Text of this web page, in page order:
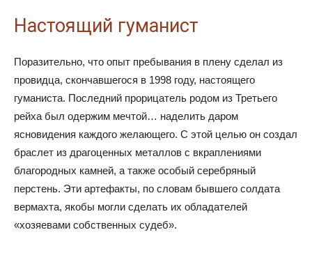
Настоящий гуманист
Поразительно, что опыт пребывания в плену сделал из
провидца, скончавшегося в 1998 году, настоящего
гуманиста. Последний прорицатель родом из Третьего
рейха был одержим мечтой… наделить даром
ясновидения каждого желающего. С этой целью он создал
браслет из драгоценных металлов с вкраплениями
благородных камней, а также особый серебряный
перстень. Эти артефакты, по словам бывшего солдата
вермахта, якобы могли сделать их обладателей
«хозяевами собственных судеб».